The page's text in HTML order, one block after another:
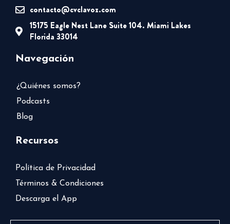
contacto@cvclavoz.com
15175 Eagle Nest Lane Suite 104. Miami Lakes
Florida 33014
Navegación
¿Quiénes somos?
Podcasts
Blog
Recursos
Política de Privacidad
Términos & Condiciones
Descarga el App